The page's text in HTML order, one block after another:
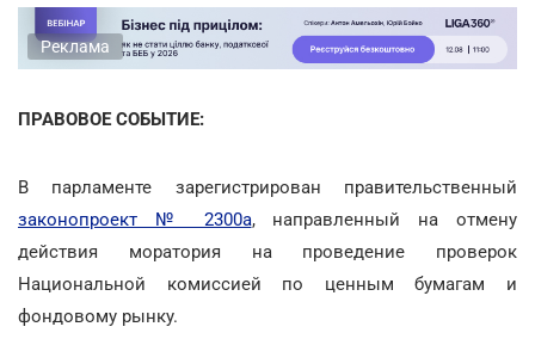
Реклама
ПРАВОВОЕ СОБЫТИЕ:
В парламенте зарегистрирован правительственный
законопроект № 2300а, направленный на отмену
действия моратория на проведение проверок
Национальной комиссией по ценным бумагам и
фондовому рынку.